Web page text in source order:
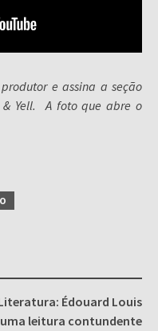
e assina a seção
& Yell. A foto que abre o
Édouard Louis
leitura contundente